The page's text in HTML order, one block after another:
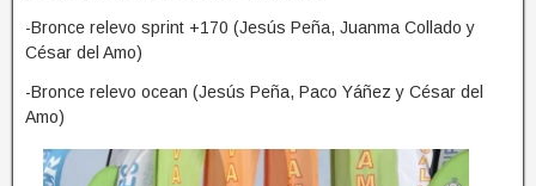
-Bronce relevo sprint +170 (Jesús Peña, Juanma Collado y
César del Amo)
-Bronce relevo ocean (Jesús Peña, Paco Yáñez y César del
Amo)